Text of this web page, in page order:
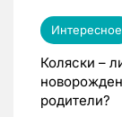
Интересное
Коляски –
родители?